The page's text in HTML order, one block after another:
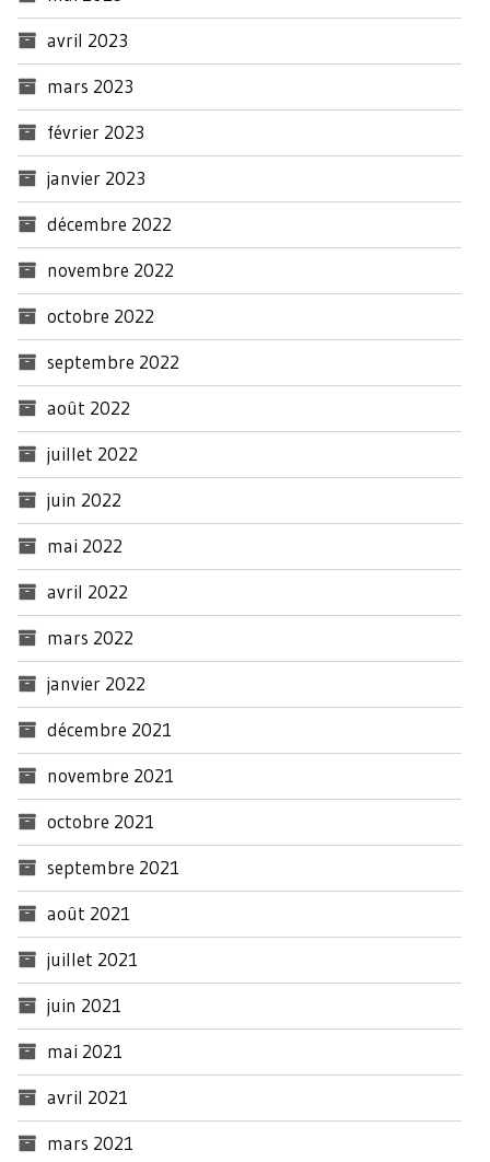
avril 2023
mars 2023
février 2023
janvier 2023
décembre 2022
novembre 2022
octobre 2022
septembre 2022
août 2022
juillet 2022
juin 2022
mai 2022
avril 2022
mars 2022
janvier 2022
décembre 2021
novembre 2021
octobre 2021
septembre 2021
août 2021
juillet 2021
juin 2021
mai 2021
avril 2021
mars 2021